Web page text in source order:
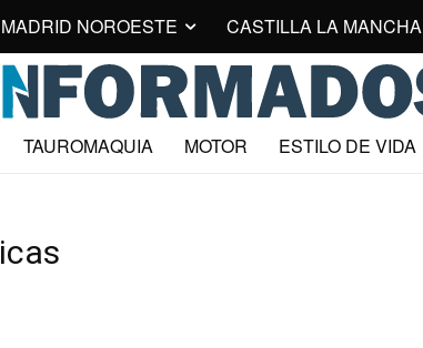
MADRID NOROESTE CASTILLA LA MANCHA
TAUROMAQUIA MOTOR ESTILO DE VIDA